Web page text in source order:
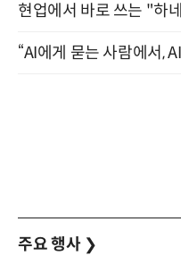
주요 행사 ❯